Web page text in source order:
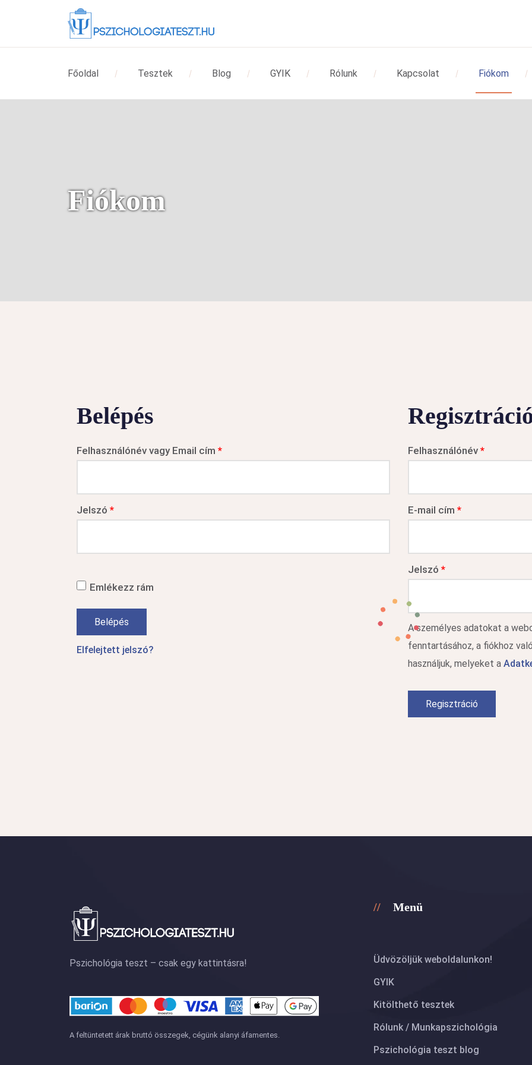
Főoldal Tesztek Blog GYIK Rólunk Kapcsolat Fiókom
Fiókom
Belépés
Felhasználónév vagy Email cím *
Jelszó *
Emlékezz rám
Belépés
Elfelejtett jelszó?
Felhasználónév *
E-mail cím *
Jelszó *
A személyes adatokat a
fenntartásához, a fiókhoz
használjuk, melyeket a
Regisztráció
Pszichológia teszt – csak egy kattintásra!
A feltüntetett árak bruttó összegek, cégünk alanyi áfamentes.
Menü
Üdvözöljük weboldalunkon!
GYIK
Kitölthető tesztek
Rólunk / Munkapszichológia
Pszichológia teszt blog